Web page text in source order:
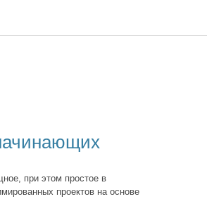
при этом простое в
проектов на основе